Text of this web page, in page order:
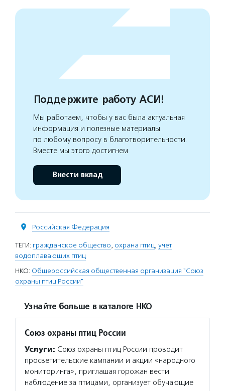
Поддержите работу АСИ!
Мы работаем, чтобы у вас была актуальная
информация и полезные материалы
по любому вопросу в благотворительности.
Вместе мы этого достигнем
Внести вклад
Российская Федерация
ТЕГИ: гражданское общество, охрана птиц, учет
водоплавающих птиц
НКО: Общероссийская общественная организация "Союз
охраны птиц России"
Узнайте больше в каталоге НКО
Союз охраны птиц России
Услуги: Союз охраны птиц России проводит
просветительские кампании и акции «народного
мониторинга», приглашая горожан вести
наблюдение за птицами, организует обучающие